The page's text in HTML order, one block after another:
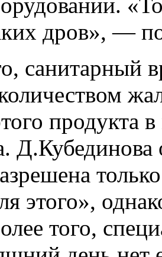
дров», —
санитарный
продукта
Д.Кубединова
только
этого»,
того,